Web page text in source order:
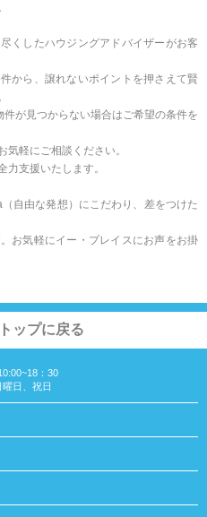
くしたハウジングアドバイザーがお客
から、譲れないポイントを押さえて賢
が見つからない場合はご希望の条件を
気軽にご相談ください。
支援いたします。
自由な発想）にこだわり、差をつけた
お気軽にイー・プレイスにお声をお掛
ップに戻る
：30
曜日、祝日